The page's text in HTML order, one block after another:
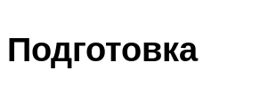
Подготовка